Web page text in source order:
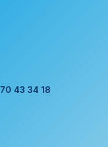
43 34 18